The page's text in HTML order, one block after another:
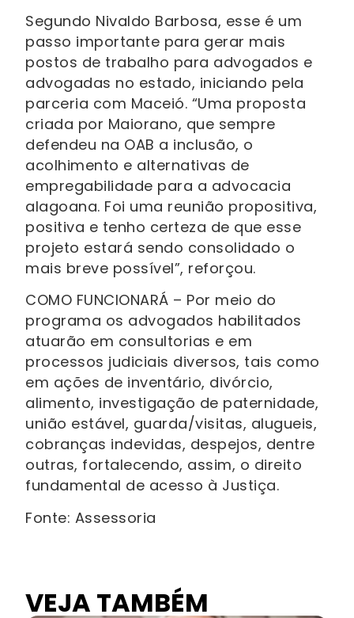
Segundo Nivaldo Barbosa, esse é um
passo importante para gerar mais
postos de trabalho para advogados e
advogadas no estado, iniciando pela
parceria com Maceió. “Uma proposta
criada por Maiorano, que sempre
defendeu na OAB a inclusão, o
acolhimento e alternativas de
empregabilidade para a advocacia
alagoana. Foi uma reunião propositiva,
positiva e tenho certeza de que esse
projeto estará sendo consolidado o
mais breve possível”, reforçou.
COMO FUNCIONARÁ – Por meio do
programa os advogados habilitados
atuarão em consultorias e em
processos judiciais diversos, tais como
em ações de inventário, divórcio,
alimento, investigação de paternidade,
união estável, guarda/visitas, alugueis,
cobranças indevidas, despejos, dentre
outras, fortalecendo, assim, o direito
fundamental de acesso à Justiça.
Fonte: Assessoria
VEJA TAMBÉM